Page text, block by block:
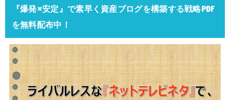
『爆発×安定』で素早く資産ブログを構築する戦略PDF
を無料配布中！